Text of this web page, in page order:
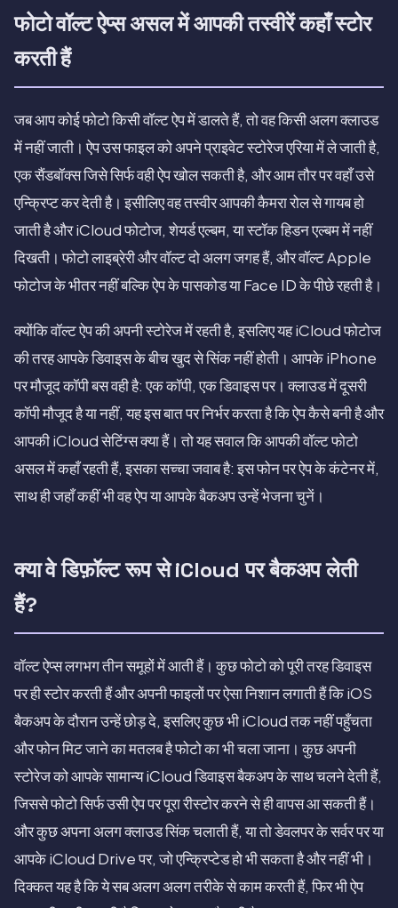
फोटो वॉल्ट ऐप्स असल में आपकी तस्वीरें कहाँ स्टोर
करती हैं
जब आप कोई फोटो किसी वॉल्ट ऐप में डालते हैं, तो वह किसी अलग क्लाउड
में नहीं जाती। ऐप उस फाइल को अपने प्राइवेट स्टोरेज एरिया में ले जाती है,
एक सैंडबॉक्स जिसे सिर्फ वही ऐप खोल सकती है, और आम तौर पर वहाँ उसे
एन्क्रिप्ट कर देती है। इसीलिए वह तस्वीर आपकी कैमरा रोल से गायब हो
जाती है और iCloud फोटोज, शेयर्ड एल्बम, या स्टॉक हिडन एल्बम में नहीं
दिखती। फोटो लाइब्रेरी और वॉल्ट दो अलग जगह हैं, और वॉल्ट Apple
फोटोज के भीतर नहीं बल्कि ऐप के पासकोड या Face ID के पीछे रहती है।
क्योंकि वॉल्ट ऐप की अपनी स्टोरेज में रहती है, इसलिए यह iCloud फोटोज
की तरह आपके डिवाइस के बीच खुद से सिंक नहीं होती। आपके iPhone
पर मौजूद कॉपी बस वही है: एक कॉपी, एक डिवाइस पर। क्लाउड में दूसरी
कॉपी मौजूद है या नहीं, यह इस बात पर निर्भर करता है कि ऐप कैसे बनी है और
आपकी iCloud सेटिंग्स क्या हैं। तो यह सवाल कि आपकी वॉल्ट फोटो
असल में कहाँ रहती हैं, इसका सच्चा जवाब है: इस फोन पर ऐप के कंटेनर में,
साथ ही जहाँ कहीं भी वह ऐप या आपके बैकअप उन्हें भेजना चुनें।
क्या वे डिफ़ॉल्ट रूप से iCloud पर बैकअप लेती
हैं?
वॉल्ट ऐप्स लगभग तीन समूहों में आती हैं। कुछ फोटो को पूरी तरह डिवाइस
पर ही स्टोर करती हैं और अपनी फाइलों पर ऐसा निशान लगाती हैं कि iOS
बैकअप के दौरान उन्हें छोड़ दे, इसलिए कुछ भी iCloud तक नहीं पहुँचता
और फोन मिट जाने का मतलब है फोटो का भी चला जाना। कुछ अपनी
स्टोरेज को आपके सामान्य iCloud डिवाइस बैकअप के साथ चलने देती हैं,
जिससे फोटो सिर्फ उसी ऐप पर पूरा रीस्टोर करने से ही वापस आ सकती हैं।
और कुछ अपना अलग क्लाउड सिंक चलाती हैं, या तो डेवलपर के सर्वर पर या
आपके iCloud Drive पर, जो एन्क्रिप्टेड हो भी सकता है और नहीं भी।
दिक्कत यह है कि ये सब अलग अलग तरीके से काम करती हैं, फिर भी ऐप